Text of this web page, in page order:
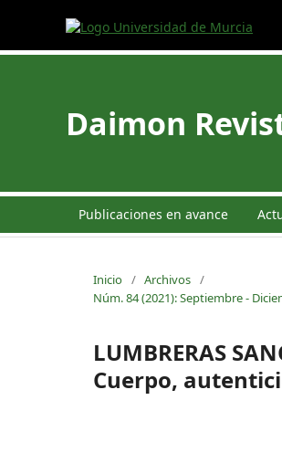
Daimon
Publicaciones en avance
Inicio / Archivos /
Núm. 84 (2021): Septiembre -
LUMBRERAS
Cuerpo,